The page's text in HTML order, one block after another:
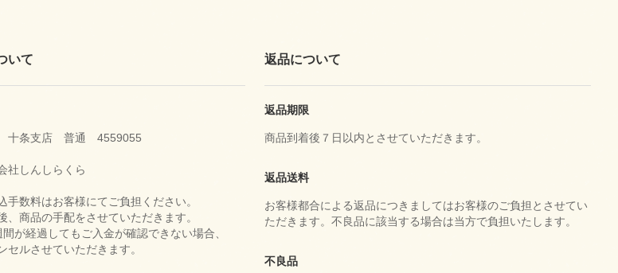
いて
十条支店 普通 4559055
しんしらくら
数料はお客様にてご負担ください。
商品の手配をさせていただきます。
が経過してもご入金が確認できない場合、
ルさせていただきます。
返品について
返品期限
商品到着後７日以内とさせていただきます。
返品送料
お客様都合による返品につきましてはお客様のご負担とさせてい
ただきます。不良品に該当する場合は当方で負担いたします。
不良品